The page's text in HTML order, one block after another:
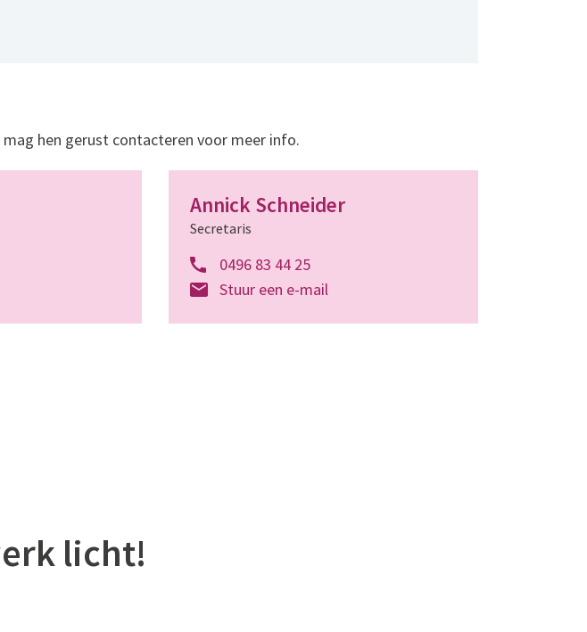
hen gerust contacteren voor meer info.
Annick Schneider
Secretaris
0496 83 44 25
Stuur een e-mail
licht!